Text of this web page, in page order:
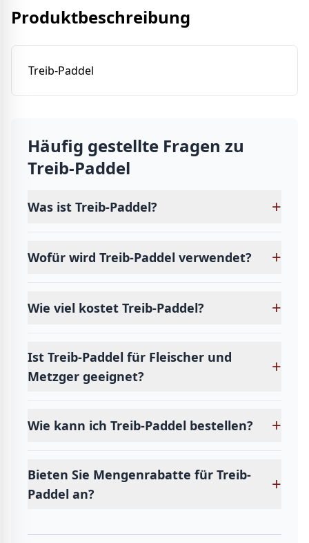
Produktbeschreibung
Treib-Paddel
Häufig gestellte Fragen zu
Treib-Paddel
Was ist Treib-Paddel? +
Wofür wird Treib-Paddel verwendet? +
Wie viel kostet Treib-Paddel? +
Ist Treib-Paddel für Fleischer und
Metzger geeignet?
+
Wie kann ich Treib-Paddel bestellen? +
Bieten Sie Mengenrabatte für Treib-
Paddel an?
+